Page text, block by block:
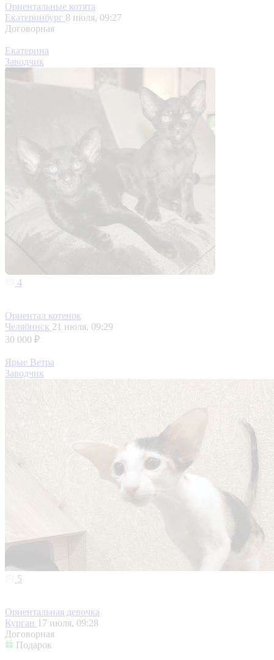
Ориентальные котята
Екатеринбург 8 июля, 09:27
Договорная
Екатерина
Заводчик
4
Ориентал котенок
Челябинск 21 июля, 09:29
30 000 ₽
Ярые Ветра
Заводчик
5
Ориентальная девочка
Курган 17 июля, 09:28
Договорная
Подарок